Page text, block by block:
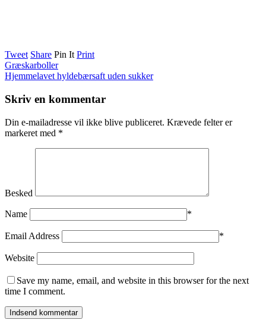
Tweet Share Pin It Print
Græskarboller
Hjemmelavet hyldebærsaft uden sukker
Skriv en kommentar
Din e-mailadresse vil ikke blive publiceret. Krævede felter er
markeret med *
Besked
Name *
Email Address *
Website
Save my name, email, and website in this browser for the next
time I comment.